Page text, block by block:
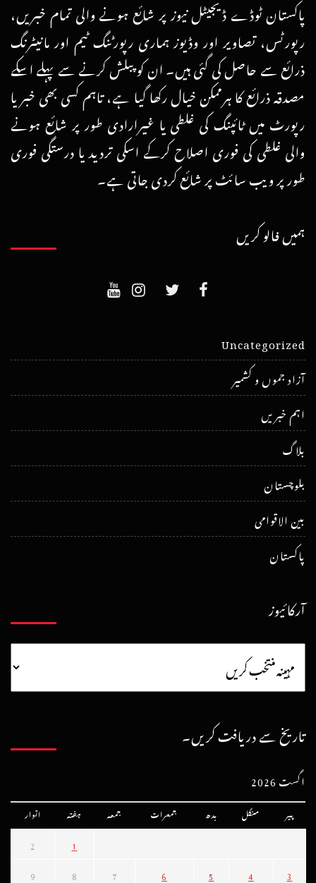
پاکستان ٹوڈے ڈیجیٹل نیوز پر شائع ہونے والی تمام خبریں،
رپورٹس، تصاویر اور وڈیوز ہماری رپورٹنگ ٹیم اور مانیٹرنگ
ذرائع سے حاصل کی گئی ہیں۔ ان کو پبلش کرنے سے پہلے اسکے
مصدقہ ذرائع کا ہرممکن خیال رکھا گیا ہے، تاہم کسی بھی خبر یا
رپورٹ میں ٹائپنگ کی غلطی یا غیرارادی طور پر شائع ہونے
والی غلطی کی فوری اصلاح کرکے اسکی تردید یا درستگی فوری
طور پر ویب سائٹ پر شائع کردی جاتی ہے۔
ہمیں فالو کریں
Uncategorized
آزاد جموں و کشمیر
اہم خبریں
بلاگ
بلوچستان
بین الاقوامی
پاکستان
آرکائیوز
تاریخ سے دریافت کریں۔
اگست 2026
پیر منگل بدھ جمعرات جمعہ ہفتہ اتوار
1
2
3
4
5
6
7
8
9